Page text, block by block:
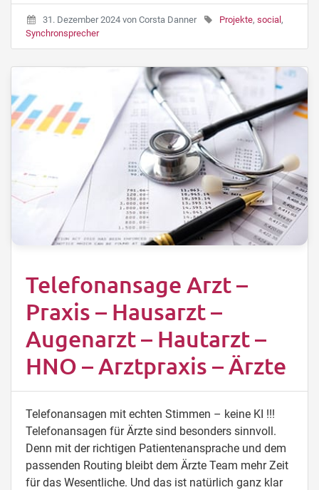
31. Dezember 2024 von Corsta Danner Projekte, social ,
Synchronsprecher
Telefonansage Arzt –
Praxis – Hausarzt –
Augenarzt – Hautarzt –
HNO – Arztpraxis – Ärzte
Telefonansagen mit echten Stimmen – keine KI !!!
Telefonansagen für Ärzte sind besonders sinnvoll.
Denn mit der richtigen Patientenansprache und dem
passenden Routing bleibt dem Ärzte Team mehr Zeit
für das Wesentliche. Und das ist natürlich ganz klar